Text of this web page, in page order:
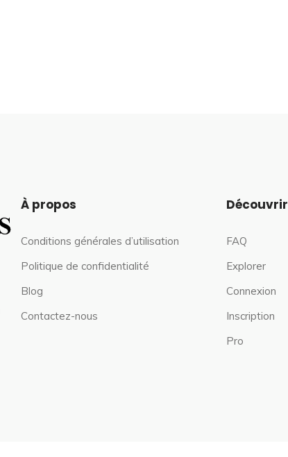
À propos
Conditions générales d’utilisation
Politique de confidentialité
Blog
Contactez-nous
Découvrir
FAQ
Explorer
Connexion
Inscription
Pro